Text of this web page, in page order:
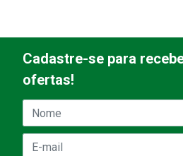
Cadastre-se para
ofertas!